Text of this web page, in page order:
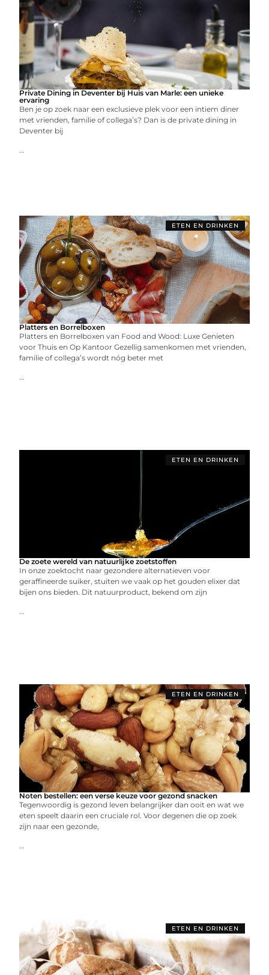
Private Dining in Deventer bij Huis van Marle: een unieke
ervaring
Ben je op zoek naar een exclusieve plek voor een intiem diner
met vrienden, familie of collega’s? Dan is de private dining in
Deventer bij
...
ETEN EN DRINKEN
Platters en Borrelboxen
Platters en Borrelboxen van Food and Wood: Luxe Genieten
voor Thuis en Op Kantoor Gezellig samenkomen met vrienden,
familie of collega’s wordt nóg beter met
...
ETEN EN DRINKEN
De zoete wereld van natuurlijke zoetstoffen
In onze zoektocht naar gezondere alternatieven voor
geraffineerde suiker, stuiten we vaak op het gouden elixer dat
bijen ons bieden. Dit natuurproduct, bekend om zijn
...
ETEN EN DRINKEN
Noten bestellen: een verse keuze voor gezond snacken
Tegenwoordig is gezond leven belangrijker dan ooit en wat we
eten speelt daarin een cruciale rol. Voor degenen die op zoek
zijn naar een gezonde,
...
ETEN EN DRINKEN